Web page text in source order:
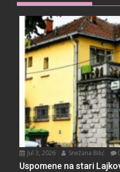
Jul 3, 2026 Snežana Bilić
Uspomene na stari